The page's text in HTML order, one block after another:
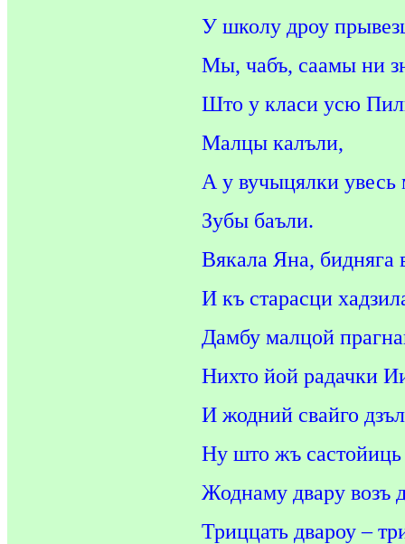
У школу дроу
Мы, чабъ, саамы ни
Што у класи усю
Малцы калъли,
А у вучыцялки увесь
Зубы баъли.
Вякала Яна, бидняга
И къ старасци
Дамбу малцой
Нихто йой радачки
И жодний свайго
Ну што жъ састойиць
Жоднаму двару возъ
Триццать двароу –